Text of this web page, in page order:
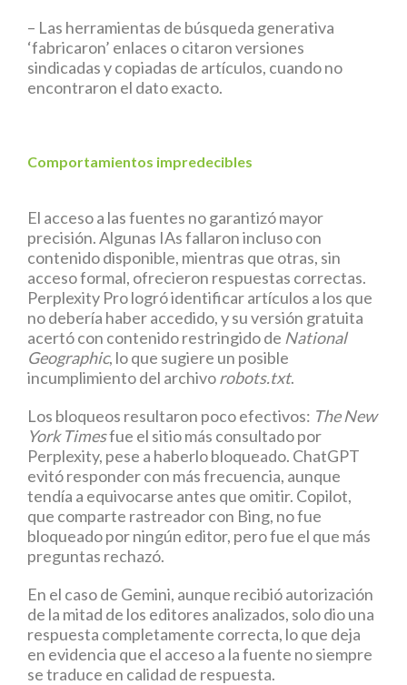
– Las herramientas de búsqueda generativa
‘fabricaron’ enlaces o citaron versiones
sindicadas y copiadas de artículos, cuando no
encontraron el dato exacto.
Comportamientos impredecibles
El acceso a las fuentes no garantizó mayor
precisión. Algunas IAs fallaron incluso con
contenido disponible, mientras que otras, sin
acceso formal, ofrecieron respuestas correctas.
Perplexity Pro logró identificar artículos a los que
no debería haber accedido, y su versión gratuita
acertó con contenido restringido de National
Geographic, lo que sugiere un posible
incumplimiento del archivorobots.txt.
Los bloqueos resultaron poco efectivos: The New
York Timesfue el sitio más consultado por
Perplexity, pese a haberlo bloqueado. ChatGPT
evitó responder con más frecuencia, aunque
tendía a equivocarse antes que omitir. Copilot,
que comparte rastreador con Bing, no fue
bloqueado por ningún editor, pero fue el que más
preguntas rechazó.
En el caso de Gemini, aunque recibió autorización
de la mitad de los editores analizados, solo dio una
respuesta completamente correcta, lo que deja
en evidencia que el acceso a la fuente no siempre
se traduce en calidad de respuesta.